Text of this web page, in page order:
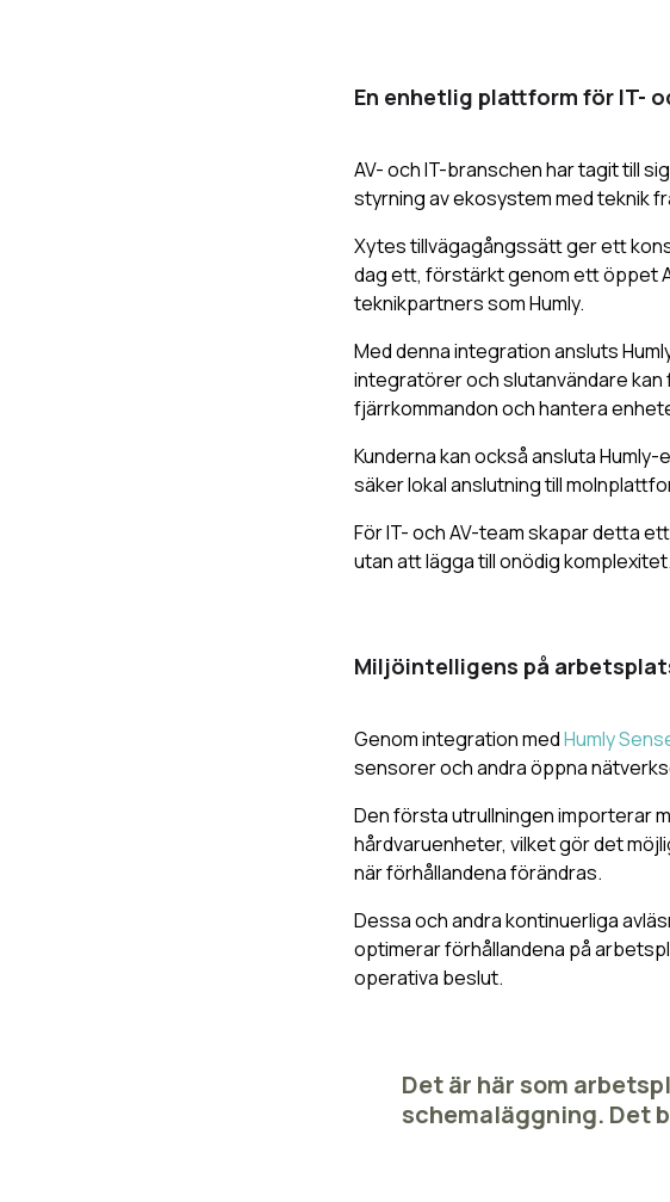
En enhetlig plattform för IT-
AV- och IT-branschen har tagit till
styrning av ekosystem med teknik
Xytes tillvägagångssätt ger ett
dag ett, förstärkt genom ett öppet
teknikpartners som Humly.
Med denna integration ansluts
integratörer och slutanvändare
fjärrkommandon och hantera
Kunderna kan också ansluta
säker lokal anslutning till
För IT- och AV-team skapar detta
utan att lägga till onödig komplexitet.
Miljöintelligens på
Genom integration medHumly
sensorer och andra öppna
Den första utrullningen importerar
hårdvaruenheter, vilket gör det
när förhållandena förändras.
Dessa och andra kontinuerliga
optimerar förhållandena på
operativa beslut.
Det är här som
schemaläggning. Det